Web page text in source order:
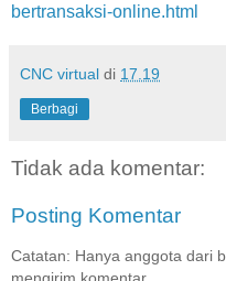
bertransaksi-online.html
CNC virtual di 17.19
Berbagi
Tidak ada komentar:
Posting Komentar
Catatan: Hanya anggota dari
mengirim komentar.